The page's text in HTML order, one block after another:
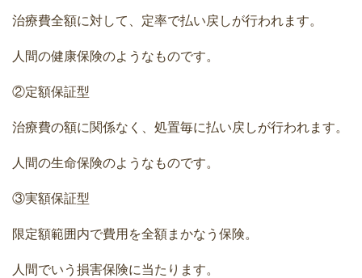
治療費全額に対して、定率で払い戻しが行われます。
人間の健康保険のようなものです。
②定額保証型
治療費の額に関係なく、処置毎に払い戻しが行われます。
人間の生命保険のようなものです。
③実額保証型
限定額範囲内で費用を全額まかなう保険。
人間でいう損害保険に当たります。